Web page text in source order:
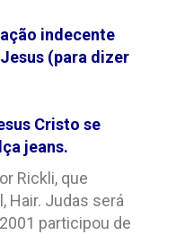
indecente
(para dizer
Cristo se
jeans.
Rickli, que
Hair. Judas será
participou de